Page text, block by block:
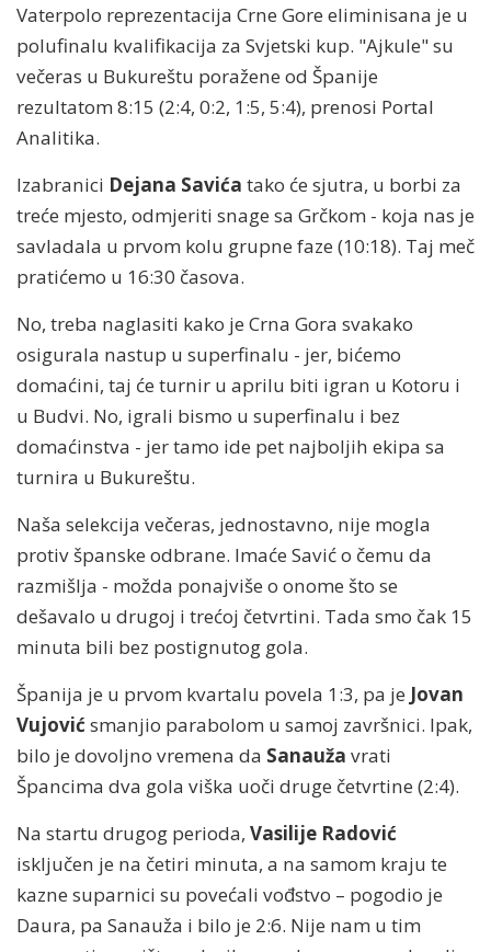
Vaterpolo reprezentacija Crne Gore eliminisana je u
polufinalu kvalifikacija za Svjetski kup. "Ajkule" su
večeras u Bukureštu poražene od Španije
rezultatom 8:15 (2:4, 0:2, 1:5, 5:4), prenosi Portal
Analitika.
Izabranici Dejana Savića tako će sjutra, u borbi za
treće mjesto, odmjeriti snage sa Grčkom - koja nas je
savladala u prvom kolu grupne faze (10:18). Taj meč
pratićemo u 16:30 časova.
No, treba naglasiti kako je Crna Gora svakako
osigurala nastup u superfinalu - jer, bićemo
domaćini, taj će turnir u aprilu biti igran u Kotoru i
u Budvi. No, igrali bismo u superfinalu i bez
domaćinstva - jer tamo ide pet najboljih ekipa sa
turnira u Bukureštu.
Naša selekcija večeras, jednostavno, nije mogla
protiv španske odbrane. Imaće Savić o čemu da
razmišlja - možda ponajviše o onome što se
dešavalo u drugoj i trećoj četvrtini. Tada smo čak 15
minuta bili bez postignutog gola.
Španija je u prvom kvartalu povela 1:3, pa je Jovan
Vujović smanjio parabolom u samoj završnici. Ipak,
bilo je dovoljno vremena da Sanauža vrati
Špancima dva gola viška uoči druge četvrtine (2:4).
Na startu drugog perioda, Vasilije Radović
isključen je na četiri minuta, a na samom kraju te
kazne suparnici su povećali vođstvo – pogodio je
Daura, pa Sanauža i bilo je 2:6. Nije nam u tim